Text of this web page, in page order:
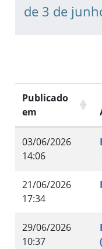
SUBMENUS)
de 3 de
Publicado
em
03/06/2026
14:06
21/06/2026
17:34
29/06/2026
10:37